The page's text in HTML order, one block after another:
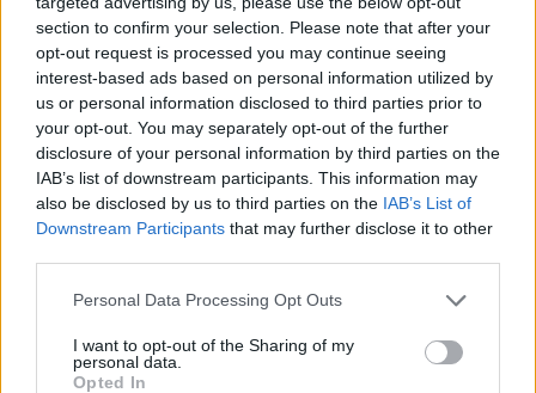
section to confirm your selection. Please note that after your
opt-out request is processed you may continue seeing
interest-based ads based on personal information utilized by
us or personal information disclosed to third parties prior to
your opt-out. You may separately opt-out of the further
disclosure of your personal information by third parties on the
IAB’s list of downstream participants. This information may
also be disclosed by us to third parties on the IAB’s List of
Downstream Participants that may further disclose it to other
Personal Data Processing Opt Outs
I want to opt-out of the Sharing of my
personal data.
Opted In
Ba-ba-ra-ra (woah oh oh oh)
Un amour délicieux, si délicieux (oh oh oh oh)
___________
Collaboration surprenante et séduisante qui a apporté une
petite touche badass à ce hit frais et pétillant des
Momoland et le rend toujours aussi agréable à écouter et à
danser.
son dessert préféré. Comment résister ?